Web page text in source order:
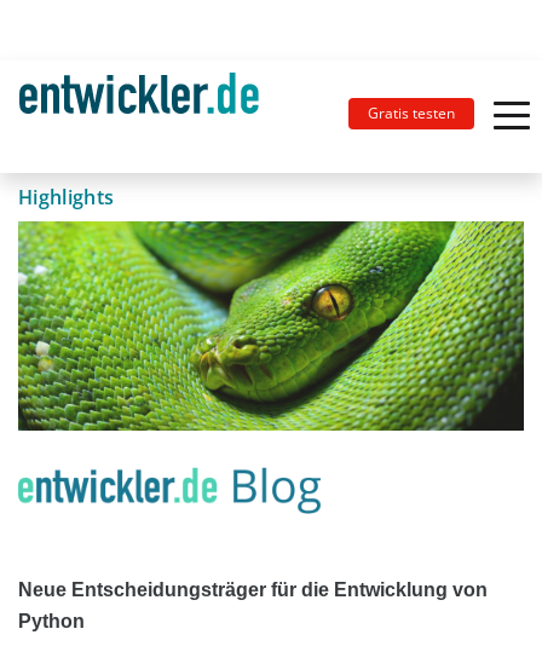
Gratis testen
Highlights
Neue Entscheidungsträger für die Entwicklung von
Python